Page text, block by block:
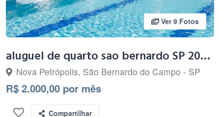
Ver 9 Fotos
aluguel de quarto sao bernardo SP 2000,00
Nova Petrópolis, São Bernardo do Campo - SP
R$ 2.000,00 por mês
Compartilhar